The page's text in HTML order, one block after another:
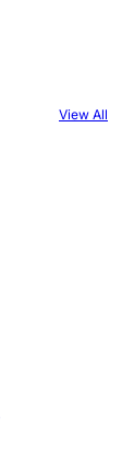
View All